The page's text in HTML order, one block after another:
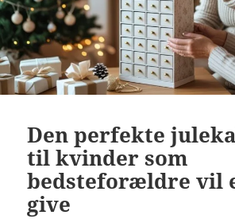
Den perfekte
til kvinder som
bedsteforældre vil
give